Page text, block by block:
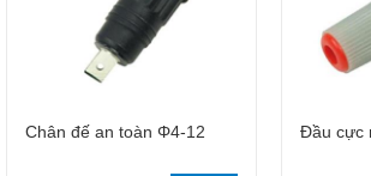
Chân đế an toàn Φ4-12 Đầu cực